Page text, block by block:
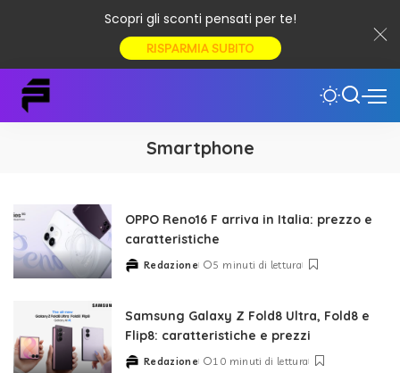
Scopri gli sconti pensati per te!
RISPARMIA SUBITO
Smartphone
OPPO Reno16 F arriva in Italia: prezzo e
caratteristiche
Posted
Redazione 5 minuti di lettura
Samsung Galaxy Z Fold8 Ultra, Fold8 e
Flip8: caratteristiche e prezzi
Posted
Redazione 10 minuti di lettura